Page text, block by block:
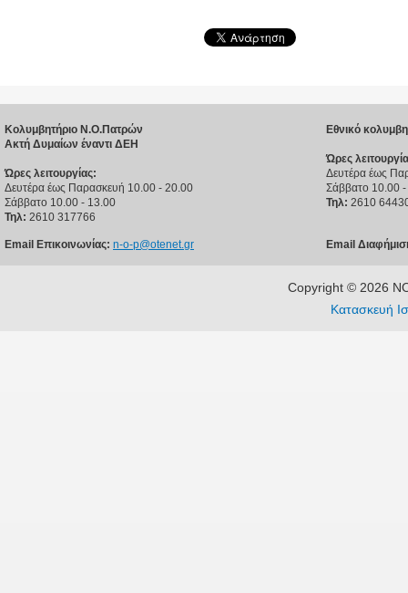
Κολυμβητήριο Ν.Ο.Πατρών
Ακτή Δυμαίων έναντι ΔΕΗ
Ώρες λειτουργίας:
Δευτέρα έως Παρασκευή 10.00 - 20.00
Σάββατο 10.00 - 13.00
Τηλ: 2610 317766
Email Επικοινωνίας: n-o-p@otenet.gr
Εθνικό
Ώρες
Δευτέρα έως
Σάββατο 10.00
Τηλ: 2610
Email
Copyright © 2026
Κατασκευή